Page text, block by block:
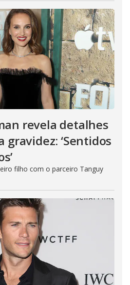
revela detalhes
gravidez: ‘Sentidos
filho com o parceiro Tanguy